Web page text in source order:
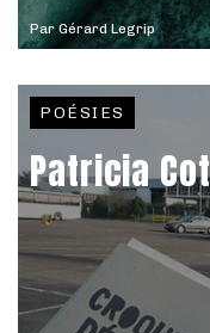
Par Gérard Legrip
POÉSIES
Patricia